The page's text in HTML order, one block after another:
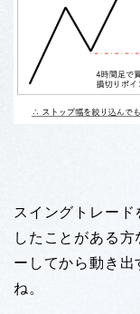
スイングトレード
したことがある
ーしてから動き出
ね。